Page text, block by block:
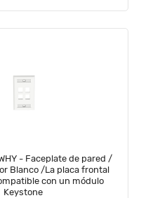
- Faceplate de pared /
Blanco /La placa frontal
con un módulo
Keystone